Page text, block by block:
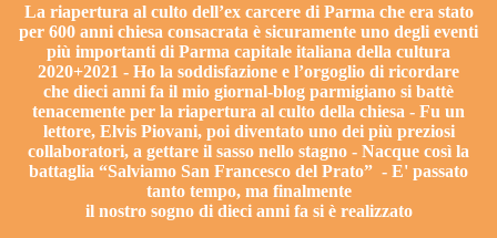
La riapertura al culto dell’ex carcere di Parma che era stato
per 600 anni chiesa consacrata è sicuramente uno degli eventi
più importanti di Parma capitale italiana della cultura
2020+2021 - Ho la soddisfazione e l’orgoglio di ricordare
che dieci anni fa il mio giornal-blog parmigiano si battè
tenacemente per la riapertura al culto della chiesa - Fu un
lettore, Elvis Piovani, poi diventato uno dei più preziosi
collaboratori, a gettare il sasso nello stagno - Nacque così la
battaglia “Salviamo San Francesco del Prato” - E' passato
tanto tempo, ma finalmente
il nostro sogno di dieci anni fa si è realizzato